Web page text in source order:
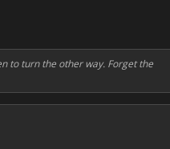
to turn the other way. Forget the